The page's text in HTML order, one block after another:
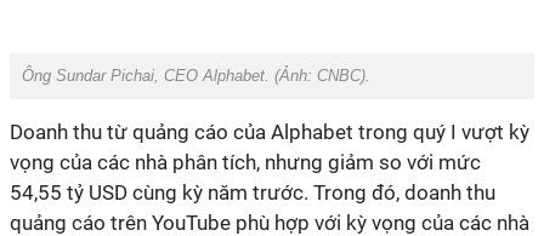
Ông Sundar Pichai, CEO Alphabet. (Ảnh: CNBC).
Doanh thu từ quảng cáo của Alphabet trong quý I vượt kỳ
vọng của các nhà phân tích, nhưng giảm so với mức
54,55 tỷ USD cùng kỳ năm trước. Trong đó, doanh thu
quảng cáo trên YouTube phù hợp với kỳ vọng của các nhà